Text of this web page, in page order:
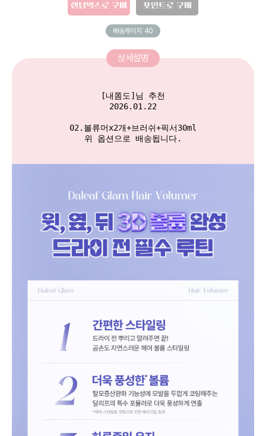
랜덤박스로 구매 포인트로 구매
배송게이지 40
상세설명
[내쫌도]님 추천
2026.01.22
02.볼류머x2개+브러쉬+픽서30ml
위 옵션으로 배송됩니다.